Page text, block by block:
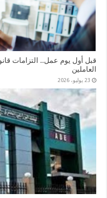
قبل أول يوم عمل.. التزامات
العاملين
23 يوليو، 2026